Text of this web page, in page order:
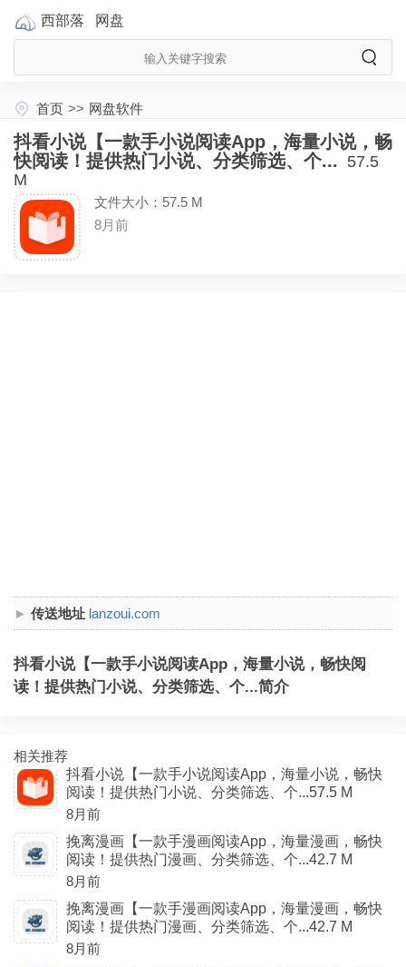
西部落 网盘
首页 >> 网盘软件
抖看小说【一款手小说阅读App，海量小说，畅
快阅读！提供热门小说、分类筛选、个... 57.5
M
文件大小：57.5 M
8月前
传送地址 lanzoui.com
抖看小说【一款手小说阅读App，海量小说，畅快阅
读！提供热门小说、分类筛选、个...简介
相关推荐
抖看小说【一款手小说阅读App，海量小说，畅快
阅读！提供热门小说、分类筛选、个...57.5 M
8月前
挽离漫画【一款手漫画阅读App，海量漫画，畅快
阅读！提供热门漫画、分类筛选、个...42.7 M
8月前
挽离漫画【一款手漫画阅读App，海量漫画，畅快
阅读！提供热门漫画、分类筛选、个...42.7 M
8月前